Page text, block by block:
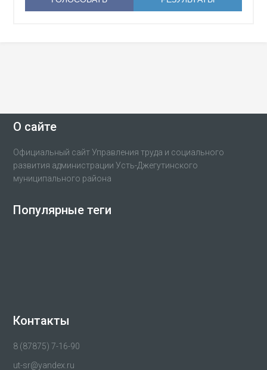
О сайте
Официальный сайт Управления труда и социального
развития администрации Усть-Джегутинского
муниципального района
Популярные теги
Контакты
8 (87875) 7-16-90
ut-sr@yandex.ru